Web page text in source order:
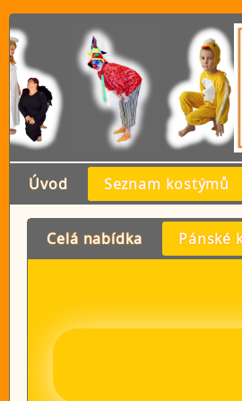
Úvod Seznam kostýmů
Celá nabídka Pánské